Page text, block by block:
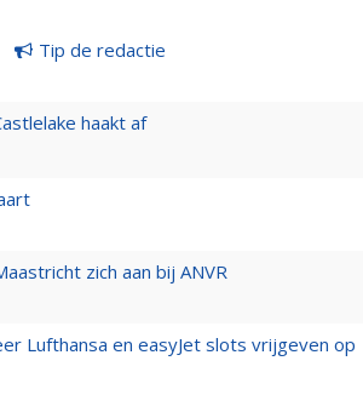
Tip de redactie
haakt af
zich aan bij ANVR
Lufthansa en easyJet slots vrijgeven op